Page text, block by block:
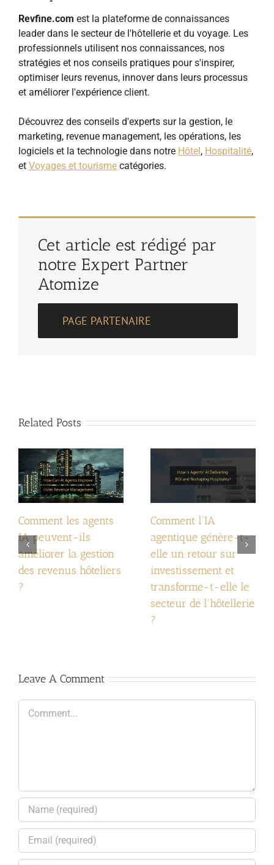
Revfine.com est la plateforme de connaissances
leader dans le secteur de l'hôtellerie et du voyage. Les
professionnels utilisent nos connaissances, nos
stratégies et nos conseils pratiques pour s'inspirer,
optimiser leurs revenus, innover dans leurs processus
et améliorer l'expérience client.
Découvrez des conseils d'experts sur la gestion, le
marketing, revenue management, les opérations, les
logiciels et la technologie dans notre Hôtel, Hospitalité,
et Voyages et tourisme catégories.
Cet article est rédigé par
notre Expert Partner
Atomize
PAGE PARTENAIRE
Related Posts
Comment les agents
IA peuvent-ils
améliorer la gestion
des revenus hôteliers
?
Comment l'IA
agentique génère-t-
elle un retour sur
investissement et
transforme-t-elle le
secteur de l'hôtellerie
?
Leave A Comment
Comment